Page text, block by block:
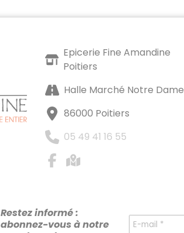
Epicerie Fine Amandine
Poitiers
Halle Marché Notre Dame
86000 Poitiers
05 49 41 16 55
Restez informé :
abonnez-vous à notre